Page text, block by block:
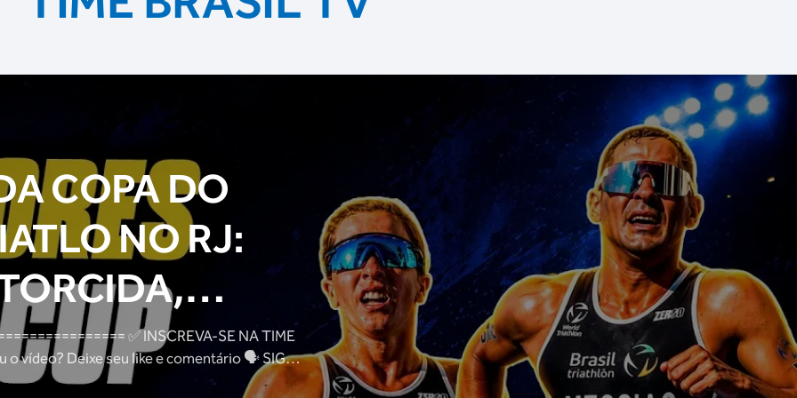
COPA DO
NO RJ:
E
✅ INSCREVA-SE NA TIME